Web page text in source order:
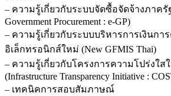
– ความรู้เกี่ยวกับระบบจัดซื้อจัดจ้างภาครั
Government Procurement : e-GP)
– ความรู้เกี่ยวกับระบบบริหารการเงินกา
อิเล็กทรอนิกส์ใหม่ (New GFMIS Thai)
– ความรู้เกี่ยวกับโครงการความโปร่งใส
(Infrastructure Transparency Initiative :
– เทคนิคการสอบสัมภาษณ์